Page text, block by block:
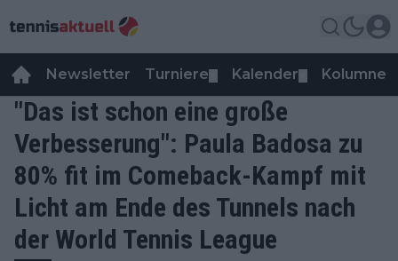
Newsletter Turniere Kalender Kolumnen
"Das ist schon eine große
Verbesserung": Paula Badosa zu
80% fit im Comeback-Kampf mit
Licht am Ende des Tunnels nach
der World Tennis League